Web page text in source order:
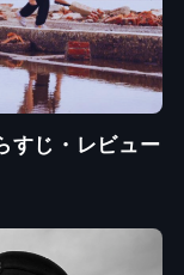
すじ・レビュー